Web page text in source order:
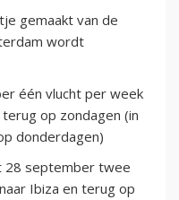
gemaakt van de
wordt
één vlucht per week
op zondagen (in
donderdagen)
28 september twee
Ibiza en terug op